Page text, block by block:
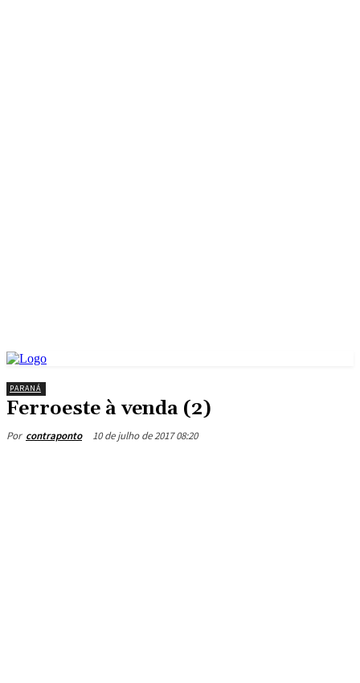
PARANÁ
Ferroeste à venda (2)
Por contraponto 10 de julho de 2017 08:20